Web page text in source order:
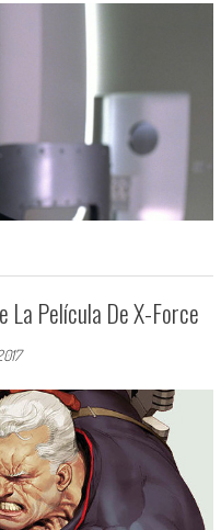
La Película De X-Force